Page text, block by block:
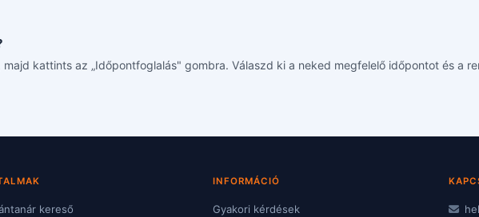
kattints az „Időpontfoglalás" gombra. Válaszd ki a neked megfelelő időpontot és a
kereső
INFORMÁCIÓ
Gyakori kérdések